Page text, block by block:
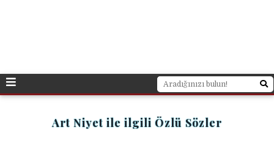
Art Niyet ile ilgili Özlü Sözler